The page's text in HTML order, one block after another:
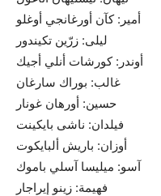
أمير: كآن أورغانجي أوغلو
ليلى: زرّين تكيندور
أوندر: كورشات أنلي أجيك
غالب: بوراك سارغان
حسين: أورهان غونار
فيلدان: ناشى بايكينت
أوزان: باريش ألبايكوت
آسو: ميليسا آسلي باموك
فهيمة: زينو إيراجار